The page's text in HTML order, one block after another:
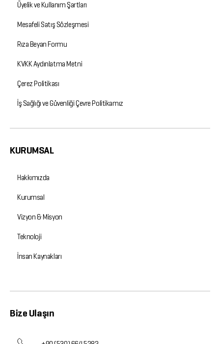
Üyelik ve Kullanım Şartları
Mesafeli Satış Sözleşmesi
Rıza Beyan Formu
KVKK Aydınlatma Metni
Çerez Politikası
İş Sağlığı ve Güvenliği Çevre Politikamız
KURUMSAL
Hakkımızda
Kurumsal
Vizyon & Misyon
Teknoloji
İnsan Kaynakları
Bize Ulaşın